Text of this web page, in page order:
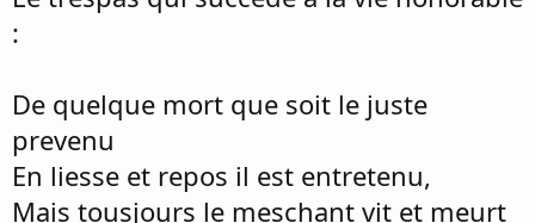
:
De quelque mort que soit le juste
prevenu
En liesse et repos il est entretenu,
Mais tousjours le meschant vit et meurt